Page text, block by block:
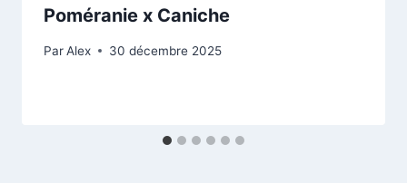
Poméranie x Caniche
ParAlex 30 décembre 2025